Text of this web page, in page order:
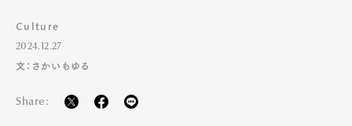
Culture
2024.12.27
文：さかいもゆる
Share: